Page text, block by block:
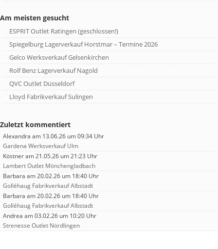
Am meisten gesucht
ESPRIT Outlet Ratingen (geschlossen!)
Spiegelburg Lagerverkauf Horstmar – Termine 2026
Gelco Werksverkauf Gelsenkirchen
Rolf Benz Lagerverkauf Nagold
QVC Outlet Düsseldorf
Lloyd Fabrikverkauf Sulingen
Zuletzt kommentiert
Alexandra am 13.06.26 um 09:34 Uhr
Gardena Werksverkauf Ulm
Köstneram 21.05.26 um 21:23 Uhr
Lambert Outlet Mönchengladbach
Barbara am 20.02.26 um 18:40 Uhr
Golléhaug Fabrikverkauf Albstadt
Barbara am 20.02.26 um 18:40 Uhr
Golléhaug Fabrikverkauf Albstadt
Andrea am 03.02.26 um 10:20 Uhr
Strenesse Outlet Nördlingen